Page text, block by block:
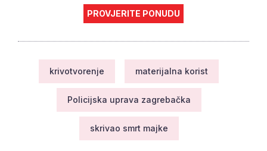
PROVJERITE PONUDU
krivotvorenje materijalna korist
Policijska uprava zagrebačka
skrivao smrt majke